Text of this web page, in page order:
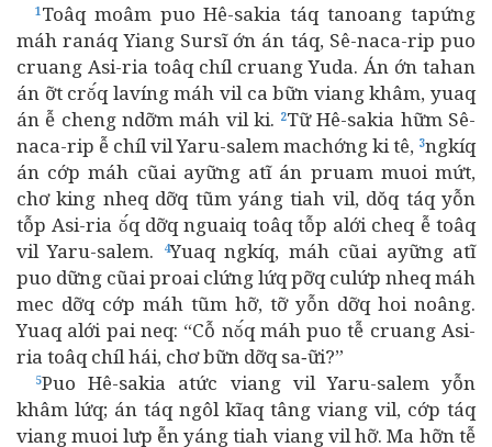
1Toâq moâm puo Hê-sakia táq tanoang tapứng
máh ranáq Yiang Sursĩ ớn án táq, Sê-naca-rip puo
cruang Asi-ria toâq chíl cruang Yuda. Án ớn tahan
án ỡt crŏ́q lavíng máh vil ca bữn viang khâm, yuaq
án ễ cheng ndỡm máh vil ki. 2Tữ Hê-sakia hữm Sê-
naca-rip ễ chíl vil Yaru-salem machớng ki tê, 3ngkíq
án cớp máh cũai ayững atĩ án pruam muoi mứt,
chơ king nheq dỡq tũm yáng tiah vil, dŏq táq yỗn
tỗp Asi-ria ŏ́q dỡq nguaiq toâq tỗp alới cheq ễ toâq
vil Yaru-salem.
4Yuaq ngkíq, máh cũai ayững atĩ
puo dững cũai proai clứng lứq pỡq culứp nheq máh
mec dỡq cớp máh tũm hỡ, tỡ yỗn dỡq hoi noâng.
Yuaq alới pai neq: “Cỗ nŏ́q máh puo tễ cruang Asi-
ria toâq chíl hái, chơ bữn dỡq sa‑ữi?”
5Puo Hê-sakia atức viang vil Yaru-salem yỗn
khâm lứq; án táq ngôl kĩaq tâng viang vil, cớp táq
viang muoi lưp ễn yáng tiah viang vil hỡ. Ma hỡn tễ